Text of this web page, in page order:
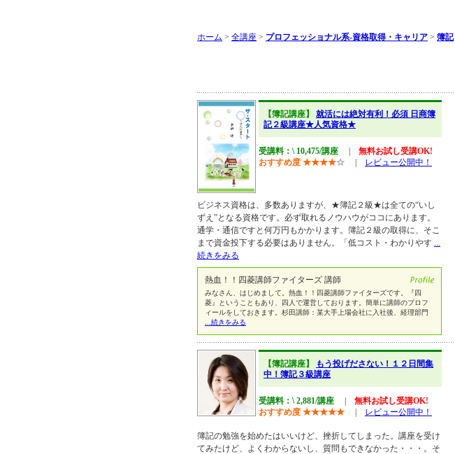
ホーム > 全講座 > プロフェッショナル系-資格取得・キャリア > 簿記
【簿記講座】 就活には絶対有利！必須 日商簿
記２級講座★人気資格★
受講料：\ 10,475/講座
無料お試し受講OK!
おすすめ度 ★★★★☆ レビュー公開中！
ビジネス資格は、多数ありますが、★簿記２級★は全ての“いし
ずえ”となる資格です。必ず取れるノウハウがココにあります。
通学・通信ですと何万円もかかります。簿記２級の取得に、そこ
まで資金投下する必要はありません。「低コスト・わかりやす ...
続きをみる
熱血！！四菱講師ファイターズ 講師
みなさん、はじめまして。熱血！！四菱講師ファイターズです。『四
菱』ということもあり、四人で運営しております。簡単に講師のプロフ
ィールをしておきます。杉田講師：某大手上場会社に入社後、経理部門
...続きをみる
【簿記講座】
もう投げださない！１２日間集
中！簿記３級講座
受講料：\ 2,881/講座
無料お試し受講OK!
おすすめ度 ★★★★★ レビュー公開中！
簿記の勉強を始めたはいいけど、挫折してしまった。講座を受け
てみたけど、よくわからないし、質問もできなかった・・・。そ